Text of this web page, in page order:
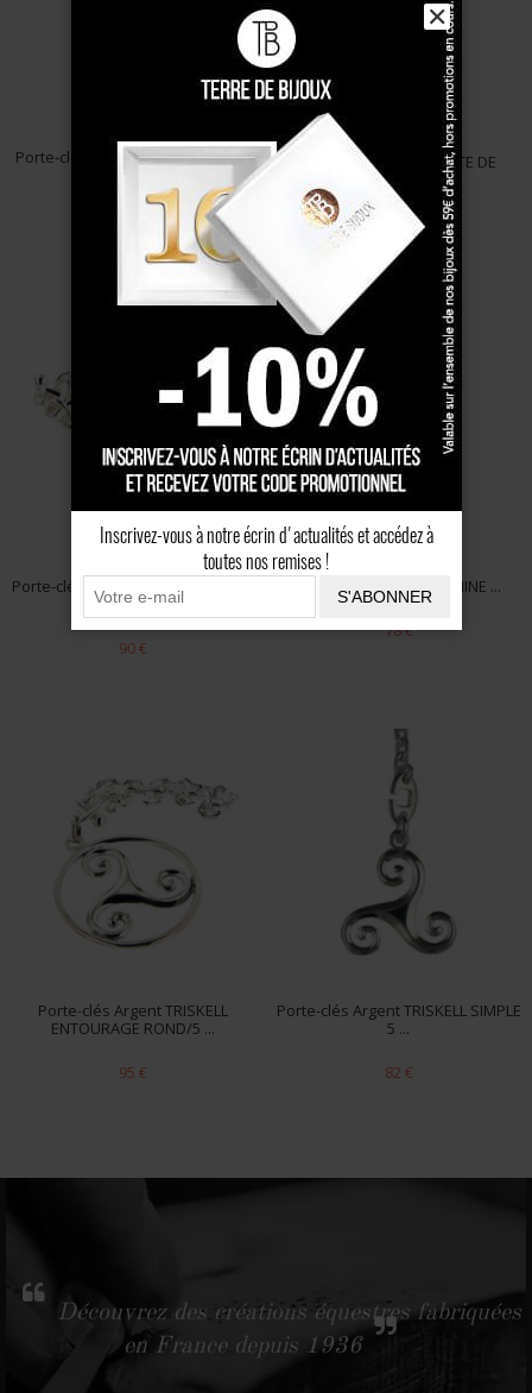
Porte-clés Argent FLEUR DE LYS ...
79 €
Porte-clés Argent CARTE DE
BRETAGNE ...
Porte-clés Argent TRISKELL PLAT/6
...
90 €
Porte-clés Argent HERMINE ...
78 €
Porte-clés Argent TRISKELL
ENTOURAGE ROND/5 ...
95 €
Porte-clés Argent TRISKELL SIMPLE
5 ...
82 €
Découvrez des créations équestres fabriquées
en France depuis 1936
✕
Inscrivez-vous à notre écrin d'actualités et accédez à
toutes nos remises !
S'ABONNER